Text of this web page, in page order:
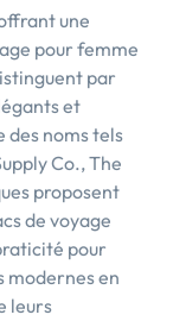
une
pour femme
par
et
des noms tels
Co., The
proposent
de voyage
pour
modernes en
leurs